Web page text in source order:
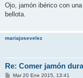
n
s
a
Ojo, jamón ibérico con
bellota.
mariajosevelez
Re: Comer jamón
MMar 20 Ene 2015, 13:41